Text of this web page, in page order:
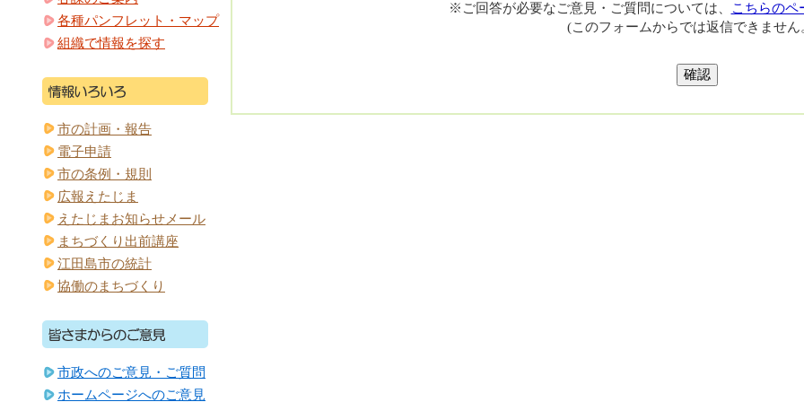
※ご回答が必要なご意見・ご質問については、 こちらのペ
(このフォームからでは返信できません
各種パンフレット・マップ
組織で情報を探す
市の計画・報告
電子申請
市の条例・規則
広報えたじま
えたじまお知らせメール
まちづくり出前講座
江田島市の統計
協働のまちづくり
市政へのご意見・ご質問
ホームページへのご意見